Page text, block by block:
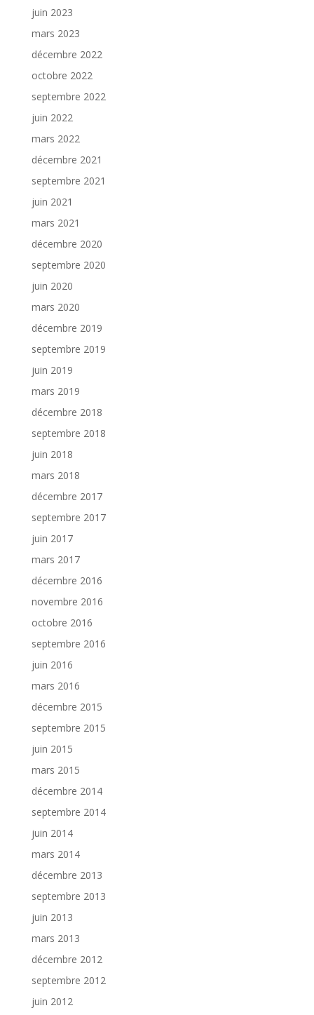
juin 2023
mars 2023
décembre 2022
octobre 2022
septembre 2022
juin 2022
mars 2022
décembre 2021
septembre 2021
juin 2021
mars 2021
décembre 2020
septembre 2020
juin 2020
mars 2020
décembre 2019
septembre 2019
juin 2019
mars 2019
décembre 2018
septembre 2018
juin 2018
mars 2018
décembre 2017
septembre 2017
juin 2017
mars 2017
décembre 2016
novembre 2016
octobre 2016
septembre 2016
juin 2016
mars 2016
décembre 2015
septembre 2015
juin 2015
mars 2015
décembre 2014
septembre 2014
juin 2014
mars 2014
décembre 2013
septembre 2013
juin 2013
mars 2013
décembre 2012
septembre 2012
juin 2012